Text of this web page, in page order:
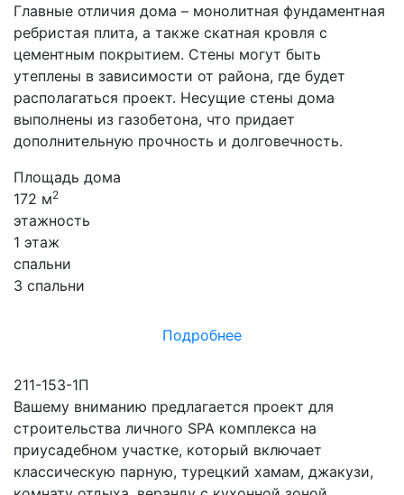
Главные отличия дома – монолитная фундаментная
ребристая плита, а также скатная кровля с
цементным покрытием. Стены могут быть
утеплены в зависимости от района, где будет
располагаться проект. Несущие стены дома
выполнены из газобетона, что придает
дополнительную прочность и долговечность.
Площадь дома
172 м2
этажность
1 этаж
спальни
3 спальни
Подробнее
211-153-1П
Вашему вниманию предлагается проект для
строительства личного SPA комплекса на
приусадебном участке, который включает
классическую парную, турецкий хамам, джакузи,